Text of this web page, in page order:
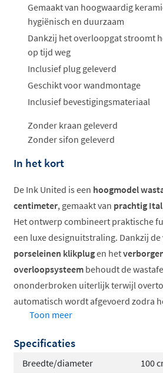
ophalen...
Gemaakt van hoogwaardig
hygiënisch en duurzaam
Dankzij het overloopgat stroomt
op tijd weg
Inclusief plug geleverd
Geschikt voor wandmontage
Inclusief bevestigingsmateriaal
Zonder kraan geleverd
Zonder sifon geleverd
In het kort
De Ink United is een hoogmodel
centimeter, gemaakt van prachtig
Het ontwerp combineert praktische
een luxe designuitstraling. Dankzij de
porseleinen klikplugen het
overloopsysteem behoudt de
ononderbroken uiterlijk terwijl
automatisch wordt afgevoerd zodra
hoog dreigt te worden. De United is
Belangrijkste kenmerken
Toon meer
Specificaties
Breedte/diameter
100